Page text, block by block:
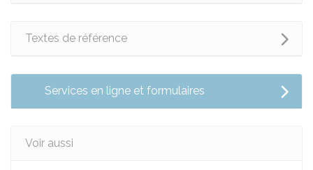
Textes de référence
Services en ligne et formulaires
Voir aussi